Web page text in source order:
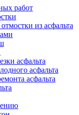
работ
из асфальта
асфальта
асфальта
асфальта